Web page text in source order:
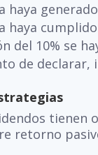
haya
haya
del 10% se
de declarar,
tienen
retorno